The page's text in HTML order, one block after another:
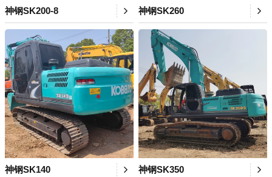
神钢SK200-8 神钢SK260
神钢SK140 神钢SK350